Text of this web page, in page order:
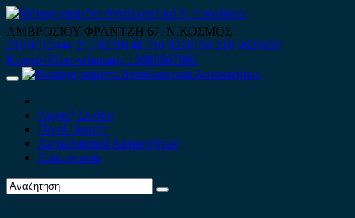
Skip
to
content
ΑΜΒΡΟΣΙΟΥ ΦΡΑΝΤΖΗ 67, Ν.ΚΟΣΜΟΣ
210 9012444 210 9239148 210 9238158 210 9026839
Κινητό-Viber-whatsapp : 6980507900
Primary
Αρχική Σελίδα
Ποιοί είμαστε
Ανταλλακτικά Αυτοκινήτων
Επικοινωνία